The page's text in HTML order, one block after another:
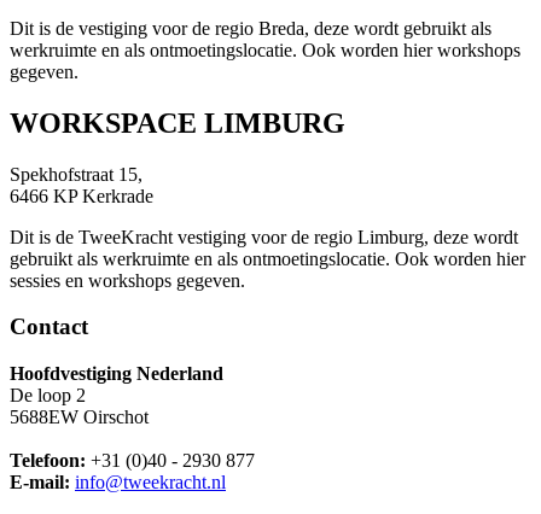
Dit is de vestiging voor de regio Breda, deze wordt gebruikt als
werkruimte en als ontmoetingslocatie. Ook worden hier workshops
gegeven.
WORKSPACE LIMBURG
Spekhofstraat 15,
6466 KP Kerkrade
Dit is de TweeKracht vestiging voor de regio Limburg, deze wordt
gebruikt als werkruimte en als ontmoetingslocatie. Ook worden hier
sessies en workshops gegeven.
Contact
Hoofdvestiging Nederland
De loop 2
5688EW Oirschot
Telefoon: +31 (0)40 - 2930 877
E-mail: info@tweekracht.nl